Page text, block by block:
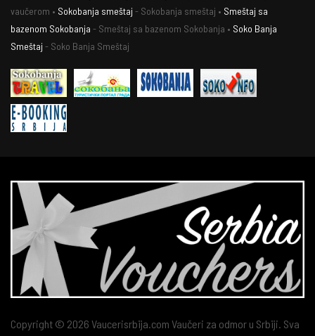
vaučerom • Sokobanja smeštaj - Sokobanja smeštaj • Smeštaj sa
bazenom Sokobanja - Smeštaj sa bazenom Sokobanja • Soko Banja
Smeštaj - Soko Banja Smeštaj
Copyright © 2026 Vaucerisrbija.com Vaučeri za odmor u Srbiji. Sva